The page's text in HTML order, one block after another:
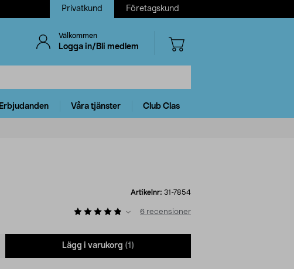
Privatkund Företagskund
Välkommen
Logga in/Bli medlem
Erbjudanden Våra tjänster Club Clas
Artikelnr: 31-7854
6 recensioner
Lägg i varukorg (1)